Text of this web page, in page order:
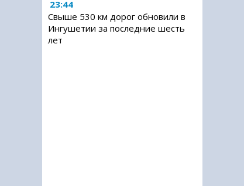
23:44
Свыше 530 км дорог обновили в
Ингушетии за последние шесть
лет